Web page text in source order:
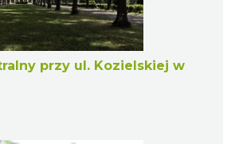
przy ul. Kozielskiej w